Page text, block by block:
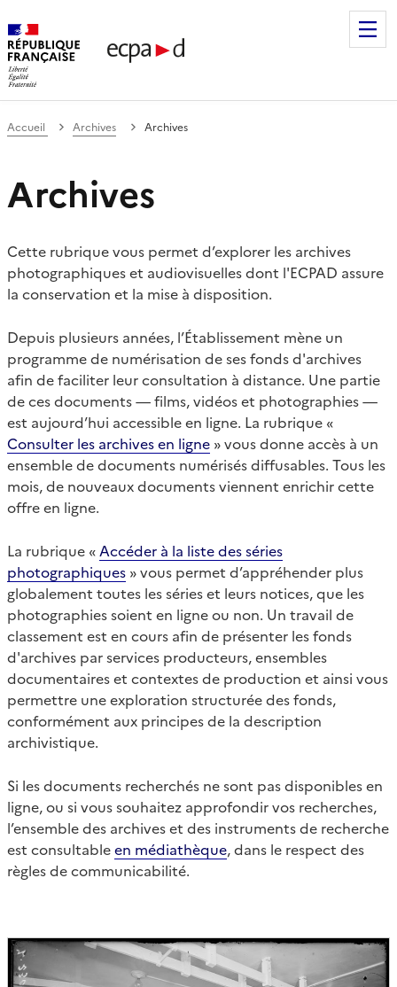
de communication et de production
Accueil Archives Archives
Archives
Cette rubrique vous permet d’explorer les archives
photographiques et audiovisuelles dont l'ECPAD assure
la conservation et la mise à disposition.
Depuis plusieurs années, l’Établissement mène un
programme de numérisation de ses fonds d'archives
afin de faciliter leur consultation à distance. Une partie
de ces documents — films, vidéos et photographies —
est aujourd’hui accessible en ligne. La rubrique «
Consulter les archives en ligne » vous donne accès à un
ensemble de documents numérisés diffusables. Tous les
mois, de nouveaux documents viennent enrichir cette
offre en ligne.
La rubrique « Accéder à la liste des séries
photographiques » vous permet d’appréhender plus
globalement toutes les séries et leurs notices, que les
photographies soient en ligne ou non. Un travail de
classement est en cours afin de présenter les fonds
d'archives par services producteurs, ensembles
documentaires et contextes de production et ainsi vous
permettre une exploration structurée des fonds,
conformément aux principes de la description
archivistique.
Si les documents recherchés ne sont pas disponibles en
ligne, ou si vous souhaitez approfondir vos recherches,
l’ensemble des archives et des instruments de recherche
est consultableen médiathèque, dans le respect des
règles de communicabilité.